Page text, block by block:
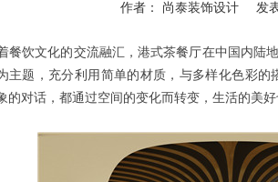
作者： 尚泰装饰设计 发
餐饮文化的交流融汇，港式茶餐厅在中国内陆
主题，充分利用简单的材质，与多样化色彩
的对话，都通过空间的变化而转变，生活的美